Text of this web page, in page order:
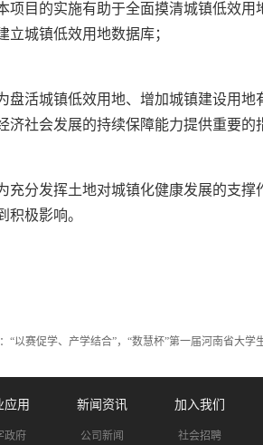
项目的实施有助于全面摸清城镇低效
立城镇低效用地数据库；
盘活城镇低效用地、增加城镇建设用
济社会发展的持续保障能力提供重要的
充分发挥土地对城镇化健康发展的支
积极影响。
“以赛促学、产学结合”，“数慧杯”第一届河南省大
应用
政府
新闻资讯
公司新闻
加入我们
社会招聘